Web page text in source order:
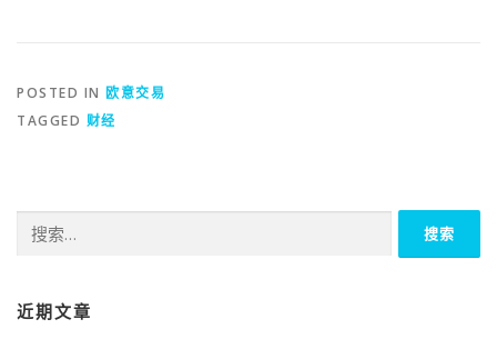
POSTED IN 欧意交易
TAGGED 财经
索：
近期文章